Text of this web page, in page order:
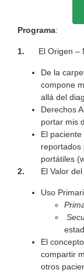
Programa:
1. El Origen –
De la
compone
allá del
Derechos
portar mis
El
reportados
portátiles
2.
El Valor
Uso
El
compartir
otros